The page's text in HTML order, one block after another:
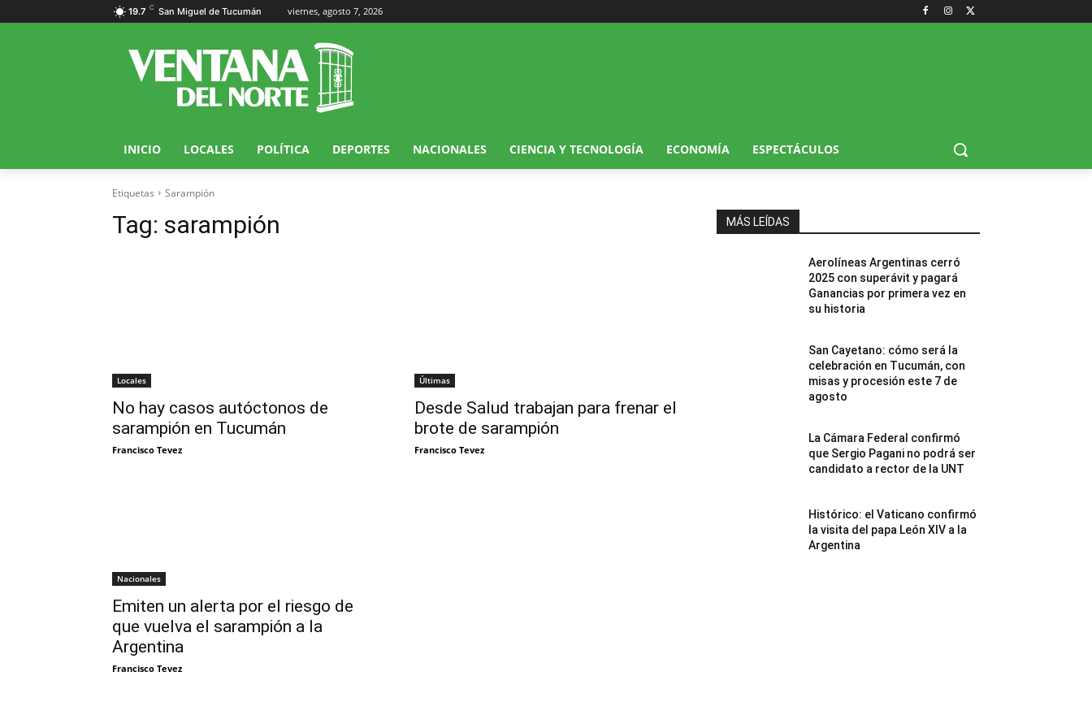
19.7 C San Miguel de Tucumán viernes, agosto 7, 2026
INICIO LOCALES POLÍTICA DEPORTES NACIONALES CIENCIA Y TECNOLOGÍA ECONOMÍA ESPECTÁCULOS
Etiquetas Sarampión
Tag: sarampión
Locales
No hay casos autóctonos de
sarampión en Tucumán
Francisco Tevez
Últimas
Desde Salud trabajan para frenar el
brote de sarampión
Francisco Tevez
Nacionales
Emiten un alerta por el riesgo de
que vuelva el sarampión a la
Argentina
Francisco Tevez
MÁS LEÍDAS
Aerolíneas Argentinas cerró
2025 con superávit y pagará
Ganancias por primera vez en
su historia
San Cayetano: cómo será la
celebración en Tucumán, con
misas y procesión este 7 de
agosto
La Cámara Federal confirmó
que Sergio Pagani no podrá ser
candidato a rector de la UNT
Histórico: el Vaticano confirmó
la visita del papa León XIV a la
Argentina